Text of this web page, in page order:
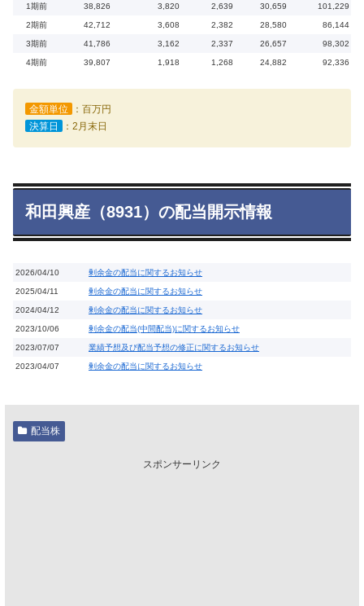
1期前 38,826 3,820 2,639 30,659 101,229
2期前 42,712 3,608 2,382 28,580 86,144
3期前 41,786 3,162 2,337 26,657 98,302
4期前 39,807 1,918 1,268 24,882 92,336
金額単位
：百万円
決算日
：2月末日
和田興産（8931）の配当開示情報
2026/04/10 剰余金の配当に関するお知らせ
2025/04/11 剰余金の配当に関するお知らせ
2024/04/12 剰余金の配当に関するお知らせ
2023/10/06 剰余金の配当(中間配当)に関するお知らせ
2023/07/07 業績予想及び配当予想の修正に関するお知らせ
2023/04/07 剰余金の配当に関するお知らせ
配当株
スポンサーリンク